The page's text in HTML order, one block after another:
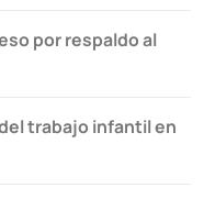
por respaldo al
trabajo infantil en